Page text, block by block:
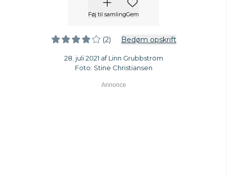
Føj til samlingGem
(2) Bedøm opskrift
28. juli 2021 af Linn Grubbström
Foto: Stine Christiansen